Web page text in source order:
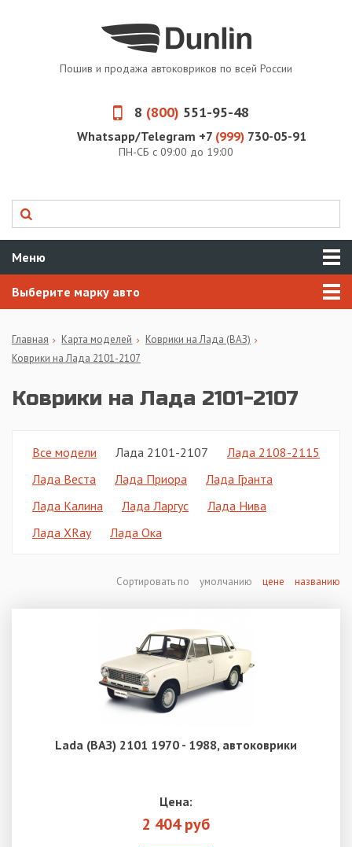
Пошив и продажа автоковриков по всей России
8 (800) 551-95-48
Whatsapp/Telegram +7 (999) 730-05-91
ПН-СБ с 09:00 до 19:00
Меню
Выберите марку авто
Главная Карта моделей
Коврики на Лада (ВАЗ)
Коврики на Лада 2101-2107
Коврики на Лада 2101-2107
Все модели Лада 2101-2107
Лада 2108-2115
Лада Веста
Лада Приора
Лада Гранта
Лада Калина
Лада Ларгус
Лада Нива
Лада XRay
Лада Ока
Сортировать по умолчанию цене названию
Lada (ВАЗ) 2101 1970 - 1988, автоковрики
Цена:
2 404 руб